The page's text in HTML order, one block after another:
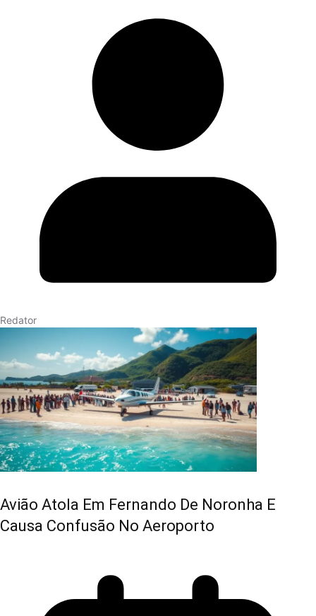
Redator
Avião Atola Em Fernando De Noronha E
Causa Confusão No Aeroporto